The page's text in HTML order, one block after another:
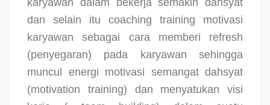
dan selain itu coaching training motivasi
karyawan sebagai cara memberi refresh
(penyegaran) pada karyawan sehingga
muncul energi motivasi semangat dahsyat
(motivation training) dan menyatukan visi